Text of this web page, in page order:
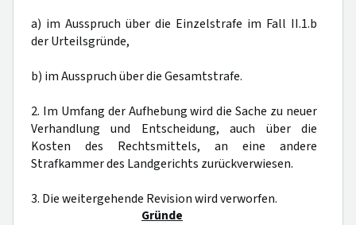
a) im Ausspruch über die Einzelstrafe im Fall II.1.b
der Urteilsgründe,
b) im Ausspruch über die Gesamtstrafe.
2. Im Umfang der Aufhebung wird die Sache zu neuer
Verhandlung und Entscheidung, auch über die
Kosten des Rechtsmittels, an eine andere
Strafkammer des Landgerichts zurückverwiesen.
3. Die weitergehende Revision wird verworfen.
Gründe